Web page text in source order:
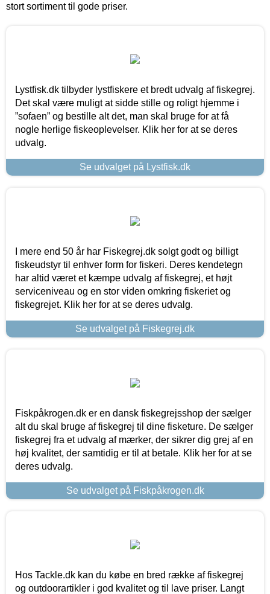
stort sortiment til gode priser.
Lystfisk.dk tilbyder lystfiskere et bredt udvalg af fiskegrej.
Det skal være muligt at sidde stille og roligt hjemme i
”sofaen” og bestille alt det, man skal bruge for at få
nogle herlige fiskeoplevelser. Klik her for at se deres
udvalg.
Se udvalget på Lystfisk.dk
I mere end 50 år har Fiskegrej.dk solgt godt og billigt
fiskeudstyr til enhver form for fiskeri. Deres kendetegn
har altid været et kæmpe udvalg af fiskegrej, et højt
serviceniveau og en stor viden omkring fiskeriet og
fiskegrejet. Klik her for at se deres udvalg.
Se udvalget på Fiskegrej.dk
Fiskpåkrogen.dk er en dansk fiskegrejsshop der sælger
alt du skal bruge af fiskegrej til dine fisketure. De sælger
fiskegrej fra et udvalg af mærker, der sikrer dig grej af en
høj kvalitet, der samtidig er til at betale. Klik her for at se
deres udvalg.
Se udvalget på Fiskpåkrogen.dk
Hos Tackle.dk kan du købe en bred række af fiskegrej
og outdoorartikler i god kvalitet og til lave priser. Langt